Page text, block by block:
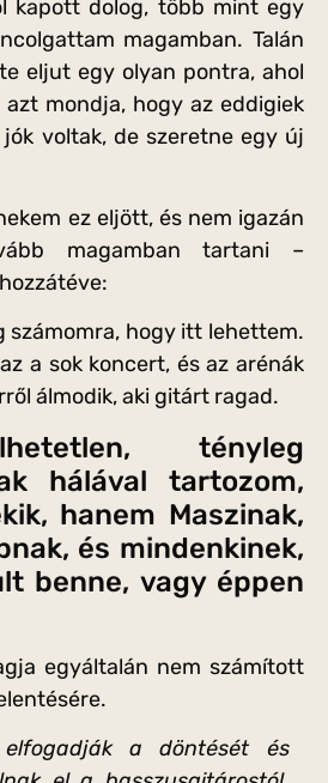
kapott dolog, több mint egy
magamban. Talán
eljut egy olyan pontra, ahol
mondja, hogy az eddigiek
voltak, de szeretne egy új
ez eljött, és nem igazán
magamban tartani –
számomra, hogy itt lehettem.
a sok koncert, és az arénák
álmodik, aki gitárt ragad.
tényleg
hálával tartozom,
hanem Maszinak,
és mindenkinek,
benne, vagy éppen
egyáltalán nem számított
elfogadják a döntését és